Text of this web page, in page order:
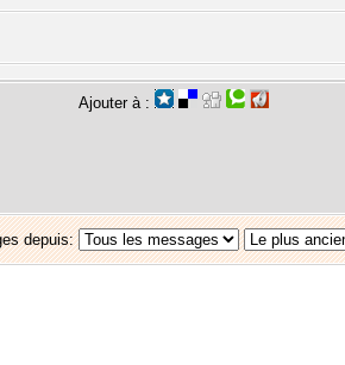
Ajouter à :
depuis: